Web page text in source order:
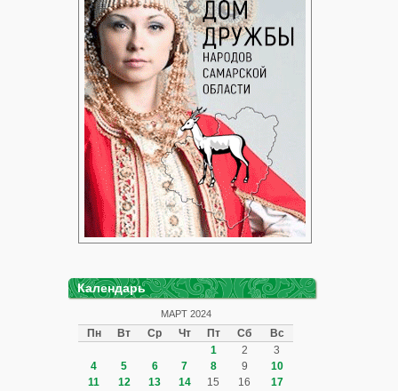
Календарь
МАРТ 2024
Пн Вт Ср Чт Пт Сб Вс
1 2
3
4
5 6 7 8 9
10
11
12 13 14 15 16
17